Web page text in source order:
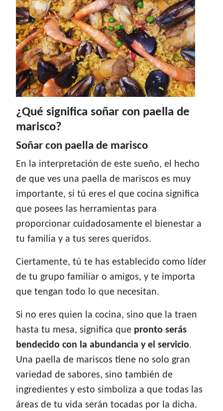
¿Qué significa soñar con paella de
marisco?
Soñar con paella de marisco
En la interpretación de este sueño, el hecho
de que ves una paella de mariscos es muy
importante, si tú eres el que cocina significa
que posees las herramientas para
proporcionar cuidadosamente el bienestar a
tu familia y a tus seres queridos.
Ciertamente, tú te has establecido como líder
de tu grupo familiar o amigos, y te importa
que tengan todo lo que necesitan.
Si no eres quien la cocina, sino que la traen
hasta tu mesa, significa que pronto serás
bendecido con la abundancia y el servicio.
Una paella de mariscos tiene no solo gran
variedad de sabores, sino también de
ingredientes y esto simboliza a que todas las
áreas de tu vida serán tocadas por la dicha.